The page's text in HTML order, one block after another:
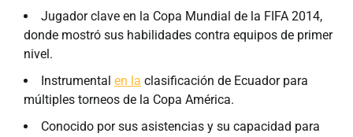
Jugador clave en la Copa Mundial de la FIFA 2014,
donde mostró sus habilidades contra equipos de primer
nivel.
Instrumental en la clasificación de Ecuador para
múltiples torneos de la Copa América.
Conocido por sus asistencias y su capacidad para